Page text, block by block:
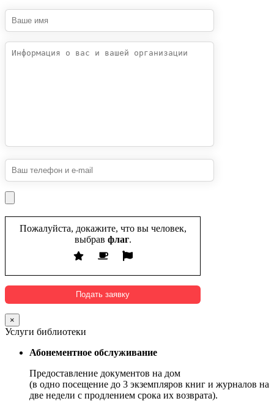
Пожалуйста, докажите, что вы человек,
выбрав флаг.
×
Услуги библиотеки
Абонементное обслуживание
Предоставление документов на дом
(в одно посещение до 3 экземпляров книг и журналов на
две недели с продлением срока их возврата).